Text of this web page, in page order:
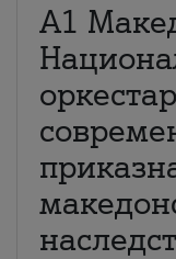
А1